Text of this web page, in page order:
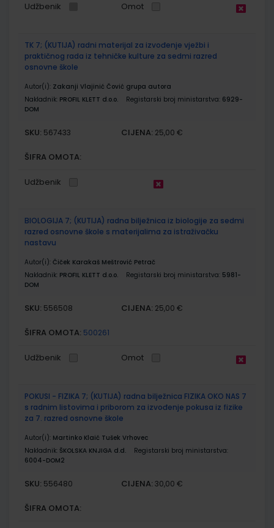
Udžbenik Omot
TK 7; (KUTIJA) radni materijal za izvođenje vježbi i
praktičnog rada iz tehničke kulture za sedmi razred
osnovne škole
Autor(i): Zakanji Vlajinić Čović grupa autora
Nakladnik: PROFIL KLETT d.o.o. Registarski broj ministarstva: 6929-
DOM
SKU: 567433 CIJENA: 25,00 €
ŠIFRA OMOTA:
Udžbenik
BIOLOGIJA 7; (KUTIJA) radna bilježnica iz biologije za sedmi
razred osnovne škole s materijalima za istraživačku
nastavu
Autor(i): Čiček Karakaš Meštrović Petrač
Nakladnik: PROFIL KLETT d.o.o. Registarski broj ministarstva: 5981-
DOM
SKU: 556508 CIJENA: 25,00 €
ŠIFRA OMOTA: 500261
Udžbenik Omot
POKUSI - FIZIKA 7; (KUTIJA) radna bilježnica FIZIKA OKO NAS 7
s radnim listovima i priborom za izvođenje pokusa iz fizike
za 7. razred osnovne škole
Autor(i): Martinko Klaić Tušek Vrhovec
Nakladnik: ŠKOLSKA KNJIGA d.d.
Registarski broj ministarstva:
6004-DOM2
SKU: 556480 CIJENA: 30,00 €
ŠIFRA OMOTA: